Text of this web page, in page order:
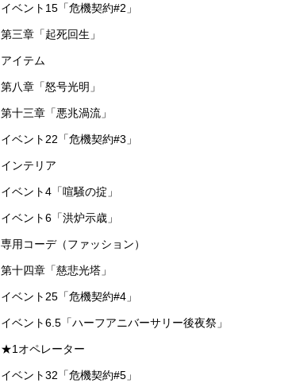
イベント15「危機契約#2」
第三章「起死回生」
アイテム
第八章「怒号光明」
第十三章「悪兆渦流」
イベント22「危機契約#3」
インテリア
イベント4「喧騒の掟」
イベント6「洪炉示歳」
専用コーデ（ファッション）
第十四章「慈悲光塔」
イベント25「危機契約#4」
イベント6.5「ハーフアニバーサリー後夜祭」
★1オペレーター
イベント32「危機契約#5」